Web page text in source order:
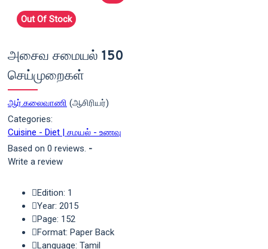
Out Of Stock
அசைவ சமையல் 150
செய்முறைகள்
ஆர்.கலைவாணி (ஆசிரியர்)
Categories:
Cuisine - Diet | சமயல் - உணவு
Based on 0 reviews. -
Write a review
Edition: 1
Year: 2015
Page: 152
Format: Paper Back
Language: Tamil